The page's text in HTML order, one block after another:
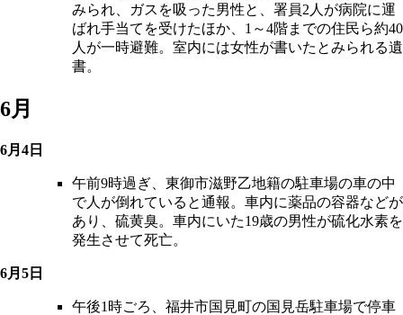
みられ、ガスを吸った男性と、署員2人が病院に運
ばれ手当てを受けたほか、1～4階までの住民ら約40
人が一時避難。室内には女性が書いたとみられる遺
書。
6月
6月4日
午前9時過ぎ、東御市滋野乙地籍の駐車場の車の中
で人が倒れていると通報。車内に薬品の容器などが
あり、硫黄臭。車内にいた19歳の男性が硫化水素を
発生させて死亡。
6月5日
午後1時ごろ、福井市国見町の国見岳駐車場で停車